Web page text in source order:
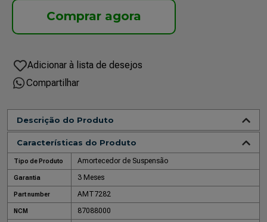
Compartilhar
Descrição do Produto
Características do Produto
Tipo de Produto Amortecedor de Suspensão
Garantia 3 Meses
Part number AMT7282
NCM 87088000